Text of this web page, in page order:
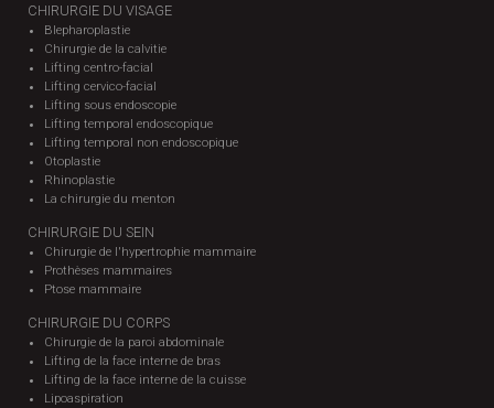
CHIRURGIE DU VISAGE
Blepharoplastie
Chirurgie de la calvitie
Lifting centro-facial
Lifting cervico-facial
Lifting sous endoscopie
Lifting temporal endoscopique
Lifting temporal non endoscopique
Otoplastie
Rhinoplastie
La chirurgie du menton
CHIRURGIE DU SEIN
Chirurgie de l'hypertrophie mammaire
Prothèses mammaires
Ptose mammaire
CHIRURGIE DU CORPS
Chirurgie de la paroi abdominale
Lifting de la face interne de bras
Lifting de la face interne de la cuisse
Lipoaspiration